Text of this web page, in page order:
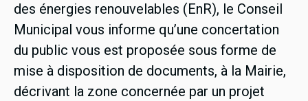
des énergies renouvelables (EnR), le Conseil
Municipal vous informe qu’une concertation
du public vous est proposée sous forme de
mise à disposition de documents, à la Mairie,
décrivant la zone concernée par un projet